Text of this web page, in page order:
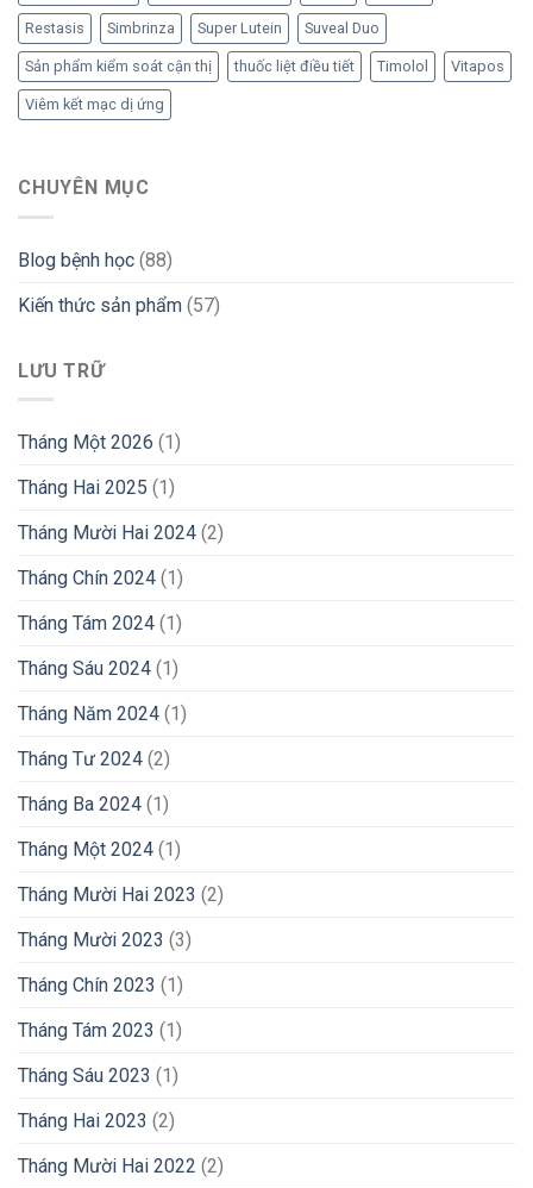
Restasis Simbrinza Super Lutein Suveal Duo
Sản phẩm kiểm soát cận thị thuốc liệt điều tiết Timolol Vitapos
Viêm kết mạc dị ứng
CHUYÊN MỤC
Blog bệnh học (88)
Kiến thức sản phẩm (57)
LƯU TRỮ
Tháng Một 2026 (1)
Tháng Hai 2025 (1)
Tháng Mười Hai 2024 (2)
Tháng Chín 2024 (1)
Tháng Tám 2024 (1)
Tháng Sáu 2024 (1)
Tháng Năm 2024 (1)
Tháng Tư 2024 (2)
Tháng Ba 2024 (1)
Tháng Một 2024 (1)
Tháng Mười Hai 2023 (2)
Tháng Mười 2023 (3)
Tháng Chín 2023 (1)
Tháng Tám 2023 (1)
Tháng Sáu 2023 (1)
Tháng Hai 2023 (2)
Tháng Mười Hai 2022 (2)